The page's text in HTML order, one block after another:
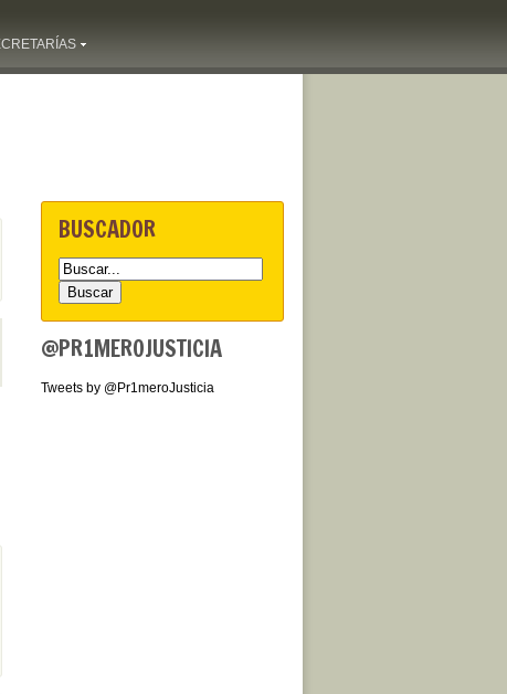
BUSCADOR
@PR1MEROJUSTICIA
Tweets by @Pr1meroJusticia